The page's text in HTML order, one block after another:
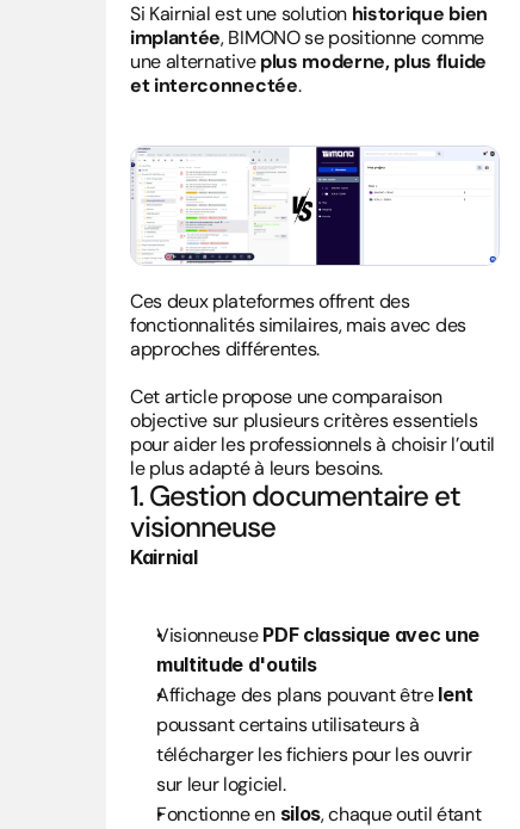
Si Kairnial est une solution historique bien
implantée, BIMONO se positionne comme
une alternative plus moderne, plus fluide
et interconnectée.
Ces deux plateformes offrent des
fonctionnalités similaires, mais avec des
approches différentes.
Cet article propose une comparaison
objective sur plusieurs critères essentiels
pour aider les professionnels à choisir l’outil
le plus adapté à leurs besoins.
1. Gestion documentaire et
visionneuse
Kairnial
Visionneuse PDF classique avec une
multitude d'outils
Affichage des plans pouvant être lent
poussant certains utilisateurs à
télécharger les fichiers pour les ouvrir
sur leur logiciel.
Fonctionne en silos, chaque outil étant